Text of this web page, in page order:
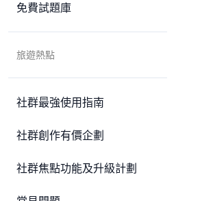
免費試題庫
旅遊熱點
社群最強使用指南
社群創作有價企劃
社群焦點功能及升級計劃